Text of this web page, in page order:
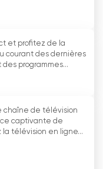
24 offrent
d'athlètes
rester au
dans le monde
24
et proposent
les jeunes.
et profitez de la
courant des dernières
programmes...
chaîne de télévision
captivante de
télévision en ligne...